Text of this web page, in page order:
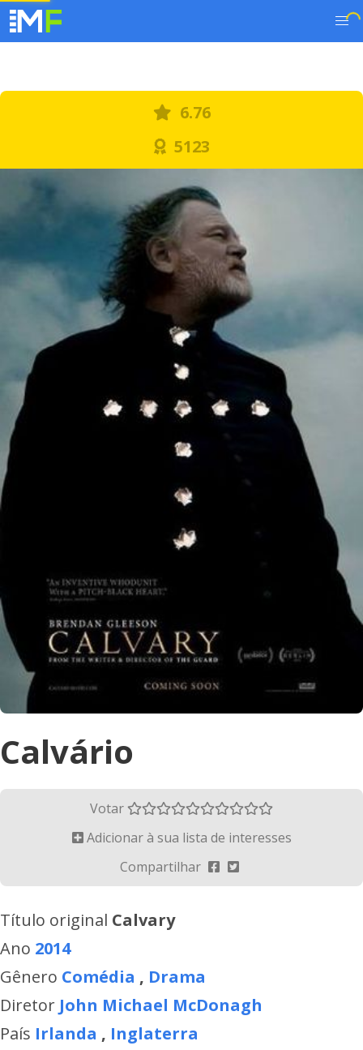
6.76
5123
Calvário
Votar
Adicionar à sua lista de interesses
Compartilhar
Título original Calvary
Ano 2014
Gênero Comédia , Drama
Diretor John Michael McDonagh
País Irlanda , Inglaterra